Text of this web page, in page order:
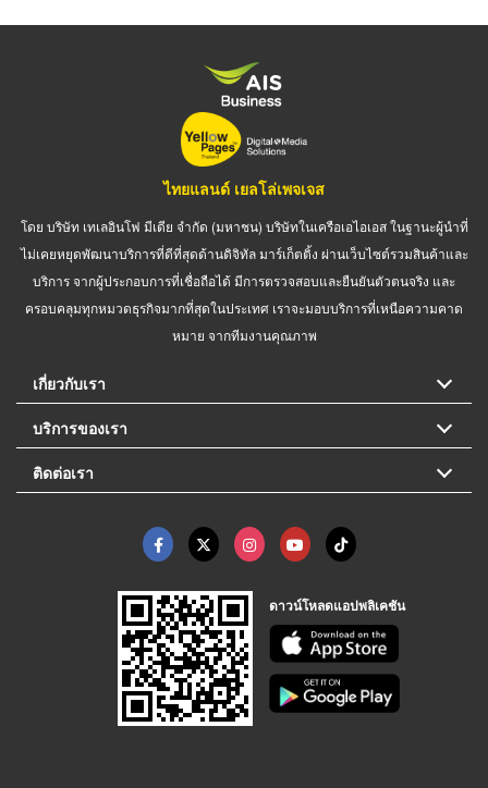
ไทยแลนด์ เยลโล่เพจเจส
โดย บริษัท เทเลอินโฟ มีเดีย จำกัด (มหาชน) บริษัทในเครือเอไอเอส ในฐานะผู้นำที่
ไม่เคยหยุดพัฒนาบริการที่ดีที่สุดด้านดิจิทัล มาร์เก็ตติ้ง ผ่านเว็บไซต์รวมสินค้าและ
บริการ จากผู้ประกอบการที่เชื่อถือได้ มีการตรวจสอบและยืนยันตัวตนจริง และ
ครอบคลุมทุกหมวดธุรกิจมากที่สุดในประเทศ เราจะมอบบริการที่เหนือความคาด
หมาย จากทีมงานคุณภาพ
เกี่ยวกับเรา
บริการของเรา
ติดต่อเรา
ดาวน์โหลดแอปพลิเคชัน